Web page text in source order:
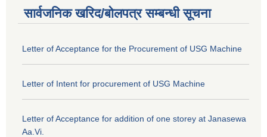
सार्वजनिक खरिद/बोलपत्र सम्बन्धी सूचना
Letter of Acceptance for the Procurement of USG Machine
Letter of Intent for procurement of USG Machine
Letter of Acceptance for addition of one storey at Janasewa
Aa.Vi.